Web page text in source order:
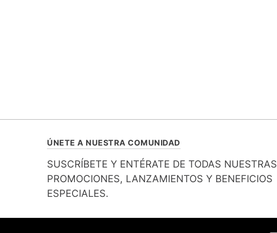
ÚNETE A NUESTRA COMUNIDAD
SUSCRÍBETE Y ENTÉRATE DE TODAS NUESTRAS
PROMOCIONES, LANZAMIENTOS Y BENEFICIOS
ESPECIALES.